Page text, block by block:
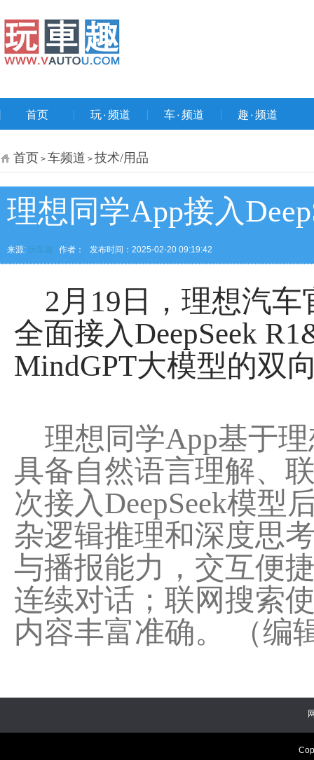
首页 玩۰频道 车۰频道 趣۰频道
首页 > 车频道 > 技术/用品
理想同学App接入
来源: 玩车趣 作者： 发布时间：2025-02-20 09:19:42
2月19日，理想汽车
全面接入DeepSeek
MindGPT大模型的双
理想同学App基于理
具备自然语言理解、
次接入DeepSeek模型
杂逻辑推理和深度思
与播报能力，交互便
连续对话；联网搜索
内容丰富准确。 （编